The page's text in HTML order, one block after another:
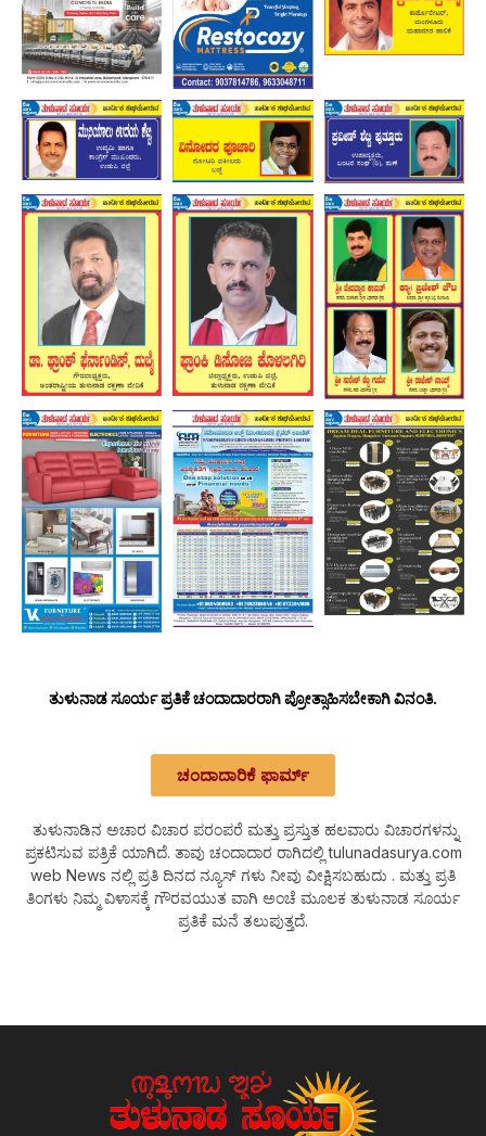
ತುಳುನಾಡ ಸೂರ್ಯ ಪ್ರತಿಕೆ ಚಂದಾದಾರರಾಗಿ ಪ್ರೋತ್ಸಾಹಿಸಬೇಕಾಗಿ ವಿನಂತಿ.
ಚಂದಾದಾರಿಕೆ ಫಾರ್ಮ್
ತುಳುನಾಡಿನ ಅಚಾರ ವಿಚಾರ ಪರಂಪರೆ ಮತ್ತು ಪ್ರಸ್ತುತ ಹಲವಾರು ವಿಚಾರಗಳನ್ನು
ಪ್ರಕಟಿಸುವ ಪತ್ರಿಕೆ ಯಾಗಿದೆ. ತಾವು ಚಂದಾದಾರ ರಾಗಿದಲ್ಲಿ tulunadasurya.com
web News ನಲ್ಲಿ ಪ್ರತಿ ದಿನದ ನ್ಯೂಸ್ ಗಳು ನೀವು ವೀಕ್ಷಿಸಬಹುದು . ಮತ್ತು ಪ್ರತಿ
ತಿಂಗಳು ನಿಮ್ಮ ವಿಳಾಸಕ್ಕೆ ಗೌರವಯುತ ವಾಗಿ ಅಂಚೆ ಮೂಲಕ ತುಳುನಾಡ ಸೂರ್ಯ
ಪ್ರತಿಕೆ ಮನೆ ತಲುಪುತ್ತದೆ.